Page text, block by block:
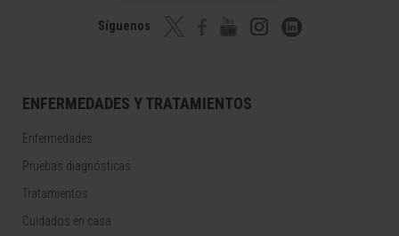
Síguenos
ENFERMEDADES Y TRATAMIENTOS
Enfermedades
Pruebas diagnósticas
Tratamientos
Cuidados en casa